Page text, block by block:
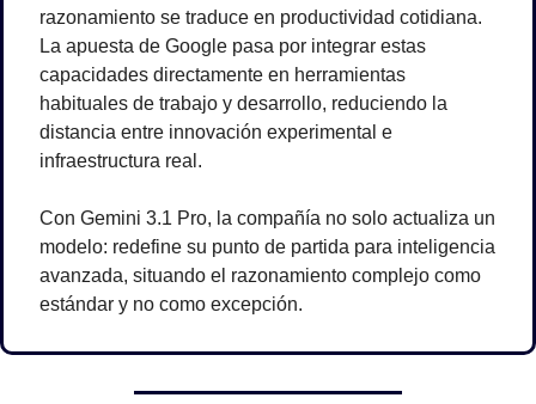
razonamiento se traduce en productividad cotidiana.
La apuesta de Google pasa por integrar estas
capacidades directamente en herramientas
habituales de trabajo y desarrollo, reduciendo la
distancia entre innovación experimental e
infraestructura real.
Con Gemini 3.1 Pro, la compañía no solo actualiza un
modelo: redefine su punto de partida para inteligencia
avanzada, situando el razonamiento complejo como
estándar y no como excepción.